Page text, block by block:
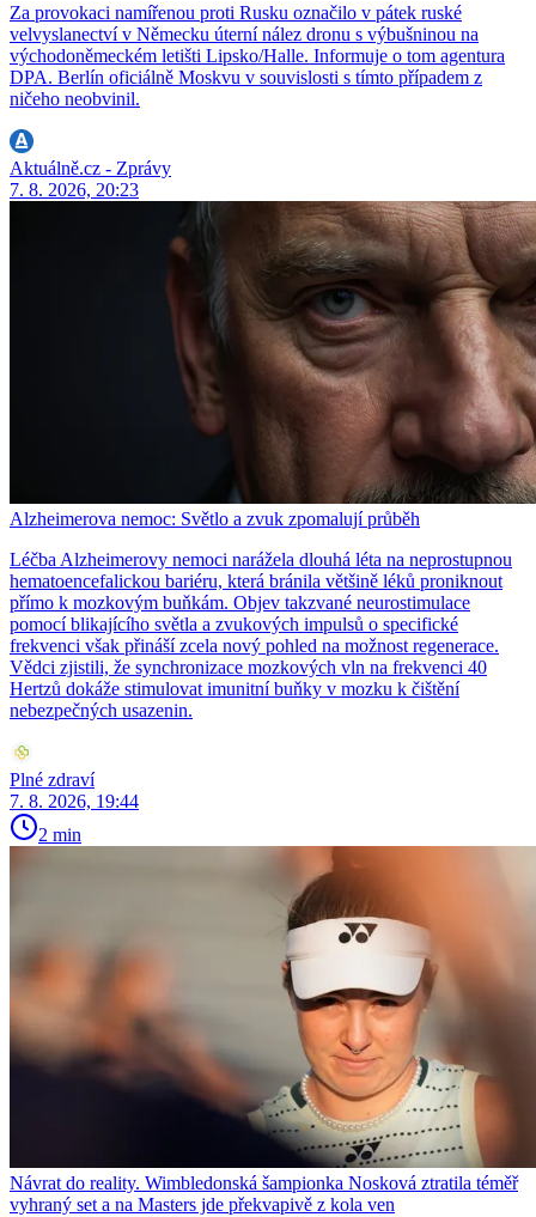
Za provokaci namířenou proti Rusku označilo v pátek ruské
velvyslanectví v Německu úterní nález dronu s výbušninou na
východoněmeckém letišti Lipsko/Halle. Informuje o tom agentura
DPA. Berlín oficiálně Moskvu v souvislosti s tímto případem z
ničeho neobvinil.
Aktuálně.cz - Zprávy
7. 8. 2026, 20:23
Alzheimerova nemoc: Světlo a zvuk zpomalují průběh
Léčba Alzheimerovy nemoci narážela dlouhá léta na neprostupnou
hematoencefalickou bariéru, která bránila většině léků proniknout
přímo k mozkovým buňkám. Objev takzvané neurostimulace
pomocí blikajícího světla a zvukových impulsů o specifické
frekvenci však přináší zcela nový pohled na možnost regenerace.
Vědci zjistili, že synchronizace mozkových vln na frekvenci 40
Hertzů dokáže stimulovat imunitní buňky v mozku k čištění
nebezpečných usazenin.
Plné zdraví
7. 8. 2026, 19:44
2 min
Návrat do reality. Wimbledonská šampionka Nosková ztratila téměř
vyhraný set a na Masters jde překvapivě z kola ven